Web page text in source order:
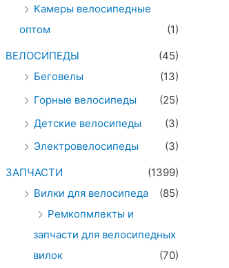
Камеры велосипедные
оптом
(1)
ВЕЛОСИПЕДЫ
(45)
Беговелы
(13)
Горные велосипеды
(25)
Детские велосипеды
(3)
Электровелосипеды
(3)
ЗАПЧАСТИ
(1399)
Вилки для велосипеда
(85)
Ремкопмлекты и
запчасти для велосипедных
вилок
(70)